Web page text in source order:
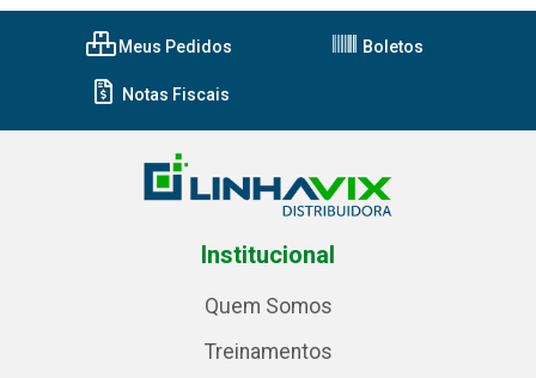
Meus Pedidos Boletos
Notas Fiscais
Institucional
Quem Somos
Treinamentos